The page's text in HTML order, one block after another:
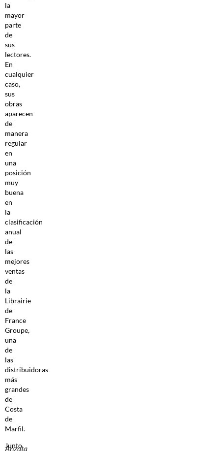
la
mayor
parte
de
sus
lectores.
En
cualquier
caso,
sus
obras
aparecen
de
manera
regular
en
una
posición
muy
buena
en
la
clasificación
anual
de
las
mejores
ventas
de
la
Librairie
de
France
Groupe,
una
de
las
distribuidoras
más
grandes
de
Costa
de
Marfil.
Anzata
Junto